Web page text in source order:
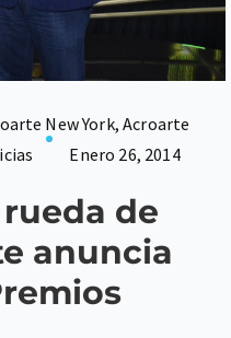
New York,Acroarte
Enero 26, 2014
de
anuncia